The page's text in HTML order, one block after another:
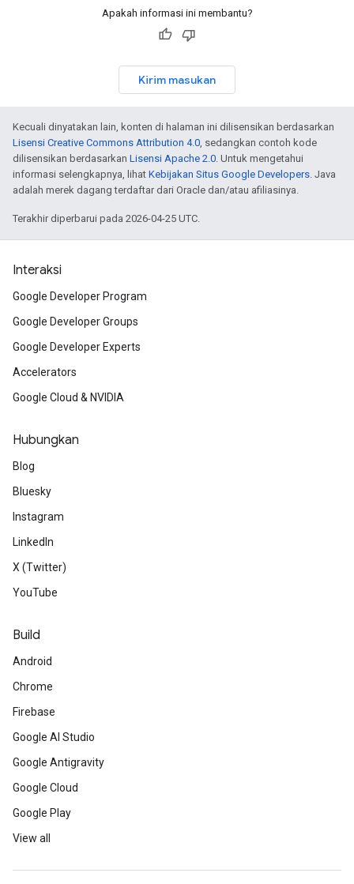
Apakah informasi ini membantu?
Kirim masukan
Kecuali dinyatakan lain, konten di halaman ini dilisensikan berdasarkan
Lisensi Creative Commons Attribution 4.0, sedangkan contoh kode
dilisensikan berdasarkan Lisensi Apache 2.0. Untuk mengetahui
informasi selengkapnya, lihat Kebijakan Situs Google Developers. Java
adalah merek dagang terdaftar dari Oracle dan/atau afiliasinya.
Terakhir diperbarui pada 2026-04-25 UTC.
Interaksi
Google Developer Program
Google Developer Groups
Google Developer Experts
Accelerators
Google Cloud & NVIDIA
Hubungkan
Blog
Bluesky
Instagram
LinkedIn
X (Twitter)
YouTube
Build
Android
Chrome
Firebase
Google AI Studio
Google Antigravity
Google Cloud
Google Play
View all